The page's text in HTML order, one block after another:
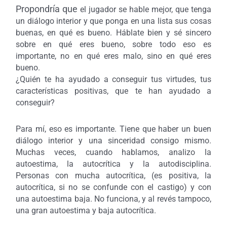
Propondría queel jugador se hable mejor, que tenga
un diálogo interior y que ponga en una lista sus cosas
buenas, en qué es bueno. Háblate bien y sé sincero
sobre en qué eres bueno, sobre todo eso es
importante, no en qué eres malo, sino en qué eres
bueno.
¿Quién te ha ayudado a conseguir tus virtudes, tus
características positivas, que te han ayudado a
conseguir?
Para mí, eso es importante. Tiene que haber un buen
diálogo interior y una sinceridad consigo mismo.
Muchas veces, cuando hablamos, analizo la
autoestima, la autocrítica y la autodisciplina.
Personas con mucha autocrítica, (es positiva, la
autocrítica, si no se confunde con el castigo) y con
una autoestima baja. No funciona, y al revés tampoco,
una gran autoestima y baja autocrítica.